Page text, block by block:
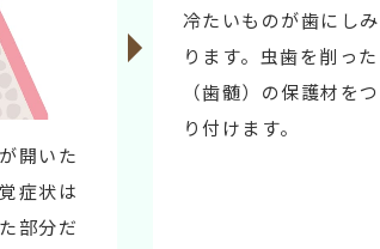
開いた
症状は
部分だ
冷たいものが歯にし
ります。虫歯を削っ
（歯髄）の保護材を
り付けます。